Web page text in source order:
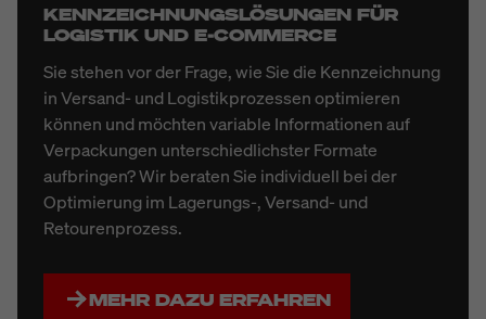
BitteMarketing-Cookies akzeptierenum dieses
Video anzusehen.
KENNZEICHNUNGSLÖSUNGEN FÜR
LOGISTIK UND E-COMMERCE
Sie stehen vor der Frage, wie Sie die Kennzeichnung
in Versand- und Logistikprozessen optimieren
können und möchten variable Informationen auf
Verpackungen unterschiedlichster Formate
aufbringen? Wir beraten Sie individuell bei der
Optimierung im Lagerungs-, Versand- und
Retourenprozess.
MEHR DAZU ERFAHREN